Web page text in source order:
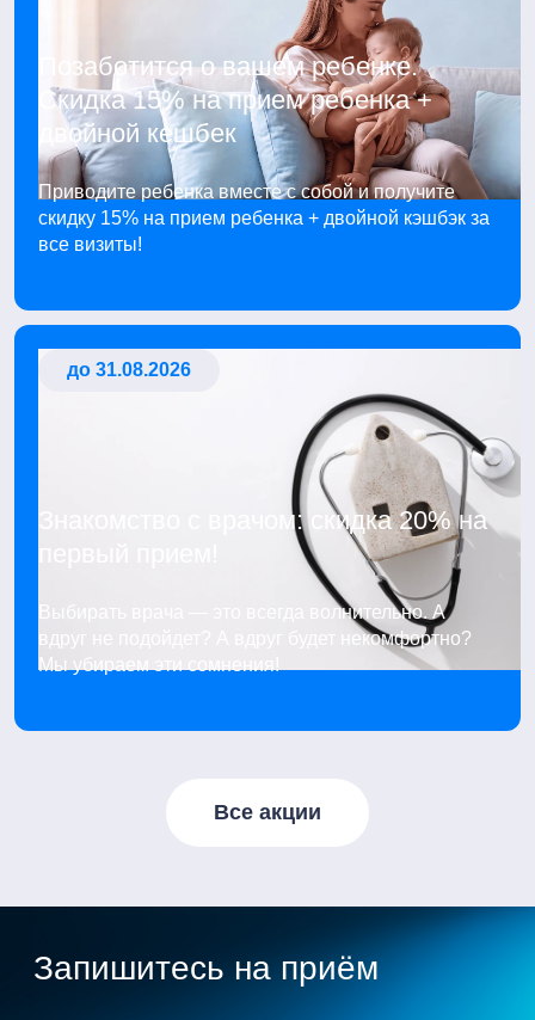
Позаботится о вашем ребенке.
Скидка 15% на прием ребенка +
двойной кешбек
Приводите ребенка вместе с собой и получите
скидку 15% на прием ребенка + двойной кэшбэк за
все визиты!
до 31.08.2026
Знакомство с врачом: скидка 20% на
Выбирать врача — это всегда волнительно. А
вдруг не подойдет? А вдруг будет некомфортно?
Мы убираем эти сомнения!
Все акции
Запишитесь на приём